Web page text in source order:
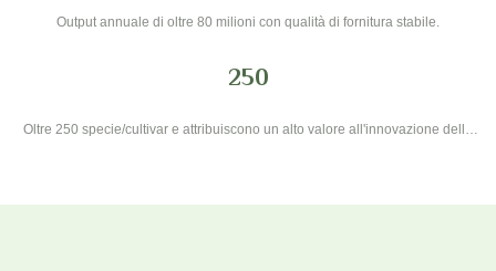
Output annuale di oltre 80 milioni con qualità di fornitura stabile.
250
Oltre 250 specie/cultivar e attribuiscono un alto valore all'innovazione delle